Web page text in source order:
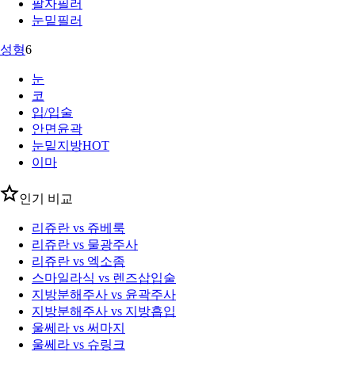
팔자필러
눈밑필러
성형6
눈
코
입/입술
안면윤곽
눈밑지방HOT
이마
인기 비교
리쥬란 vs 쥬베룩
리쥬란 vs 물광주사
리쥬란 vs 엑소좀
스마일라식 vs 렌즈삽입술
지방분해주사 vs 윤곽주사
지방분해주사 vs 지방흡입
울쎄라 vs 써마지
울쎄라 vs 슈링크